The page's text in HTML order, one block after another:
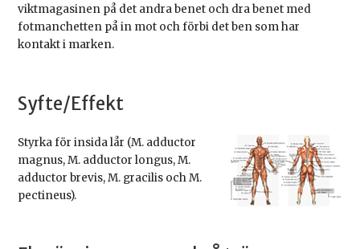
viktmagasinen på det andra benet och dra benet med
fotmanchetten på in mot och förbi det ben som har
kontakt i marken.
Syfte/Effekt
Styrka för insida lår (M. adductor
magnus, M. adductor longus, M.
adductor brevis, M. gracilis och M.
pectineus).